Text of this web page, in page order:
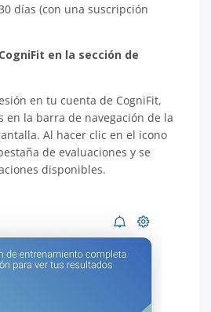
días (con una suscripción
en la sección de
en tu cuenta de CogniFit,
en la barra de navegación de la
Al hacer clic en el icono
de evaluaciones y se
disponibles.